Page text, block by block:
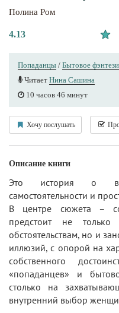
Полина Ром
4.13
Попаданцы / Бытовое фэнтези
Читает Нина Сашина
10 часов 46 минут
Хочу послушать
Описание книги
Это история о
самостоятельности и
В центре сюжета –
предстоит не только
обстоятельствам, но и
иллюзий, с опорой на
собственного
«попаданцев» и
столько на
внутренний выбор